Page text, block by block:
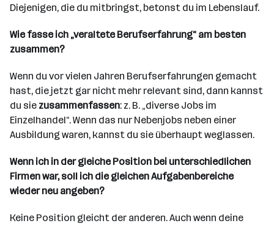
Diejenigen, die du mitbringst, betonst du im Lebenslauf.
Wie fasse ich „veraltete Berufserfahrung“ am besten
zusammen?
Wenn du vor vielen Jahren Berufserfahrungen gemacht
hast, die jetzt gar nicht mehr relevant sind, dann kannst
du sie zusammenfassen: z. B. „diverse Jobs im
Einzelhandel“. Wenn das nur Nebenjobs neben einer
Ausbildung waren, kannst du sie überhaupt weglassen.
Wenn ich in der gleiche Position bei unterschiedlichen
Firmen war, soll ich die gleichen Aufgabenbereiche
wieder neu angeben?
Keine Position gleicht der anderen. Auch wenn deine